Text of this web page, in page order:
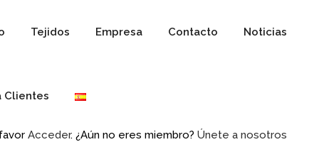
Tejidos Empresa Contacto Noticias
Clientes
Acceder. ¿Aún no eres miembro? Únete a nosotros